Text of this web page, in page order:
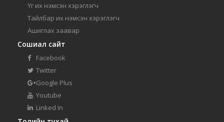
Үг их нэмсэн хэрэглэгч
Тайлбар их нэмсэн хэрэглэгч
Ашиглах заавар
Сошиал сайт
Facebook
Twitter
Google Plus
Youtube
Linked In